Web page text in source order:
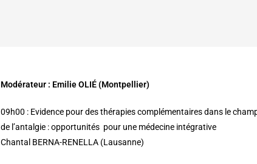
Modérateur : Emilie OLIÉ (Montpellier)
09h00 : Evidence pour des thérapies complémentaires dans le
de l’antalgie : opportunités pour une médecine intégrative
Chantal BERNA-RENELLA (Lausanne)